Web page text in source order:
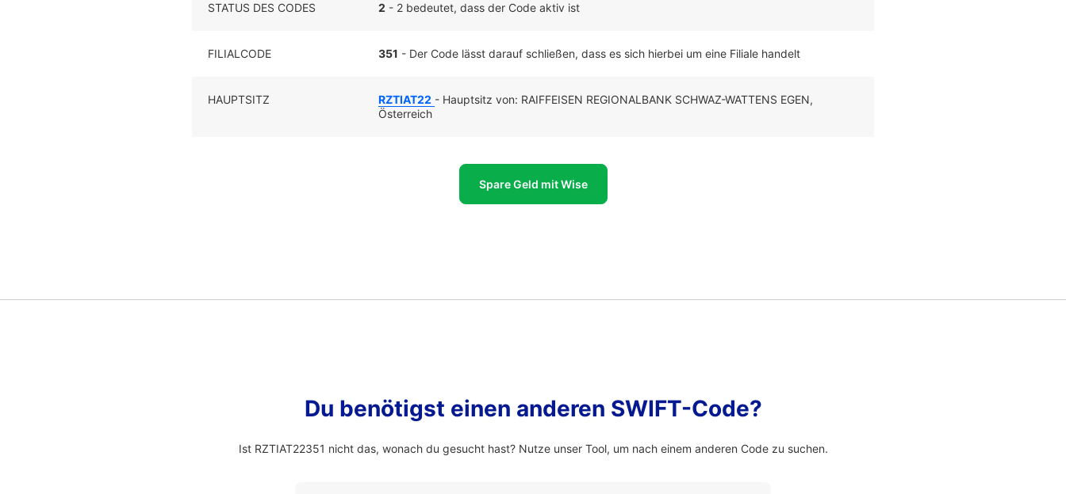
STATUS DES CODES 2 - 2 bedeutet, dass der Code aktiv ist
FILIALCODE 351 - Der Code lässt darauf schließen, dass es sich hierbei um eine Filiale handelt
HAUPTSITZ RZTIAT22 - Hauptsitz von: RAIFFEISEN REGIONALBANK SCHWAZ-WATTENS EGEN,
Österreich
Spare Geld mit Wise
Du benötigst einen anderen SWIFT-Code?
Ist RZTIAT22351 nicht das, wonach du gesucht hast? Nutze unser Tool, um nach einem anderen Code zu suchen.